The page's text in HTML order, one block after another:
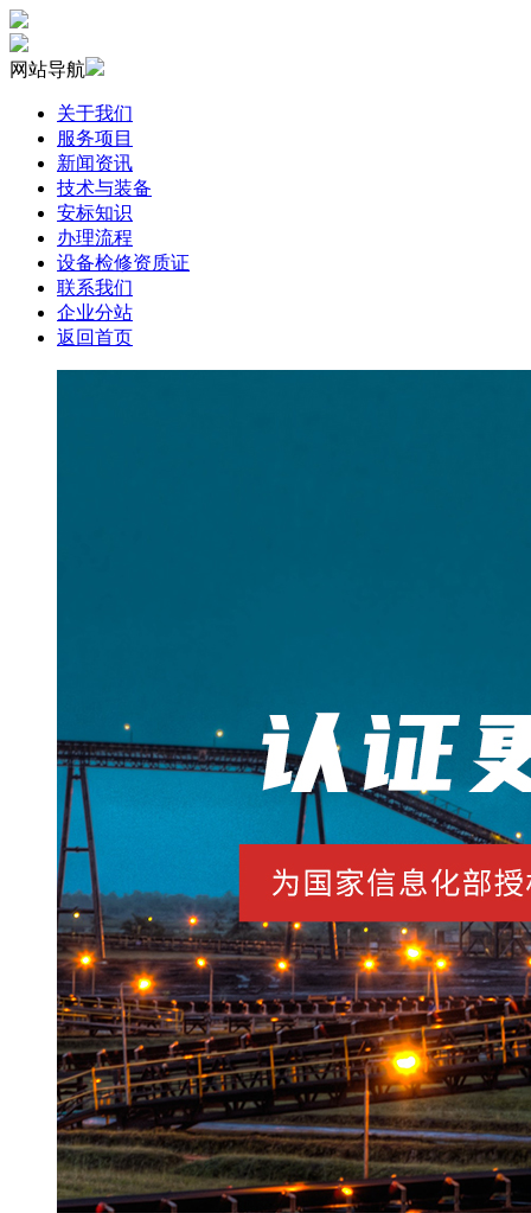
网站导航
关于我们
服务项目
新闻资讯
技术与装备
安标知识
办理流程
设备检修资质证
联系我们
企业分站
返回首页